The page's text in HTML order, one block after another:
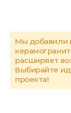
Мы добавили
расширяет
Выбирайте
проекта!